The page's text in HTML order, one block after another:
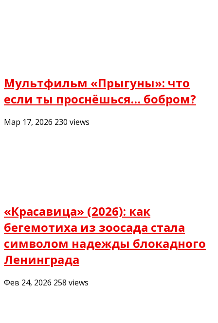
Мультфильм «Прыгуны»: что
если ты проснёшься… бобром?
Мар 17, 2026 230 views
«Красавица» (2026): как
бегемотиха из зоосада стала
символом надежды блокадного
Ленинграда
Фев 24, 2026 258 views